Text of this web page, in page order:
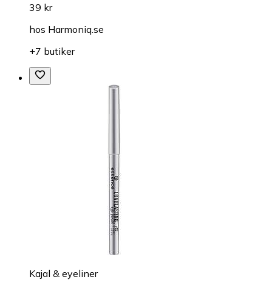
39 kr
hos Harmoniq.se
+7 butiker
Kajal & eyeliner